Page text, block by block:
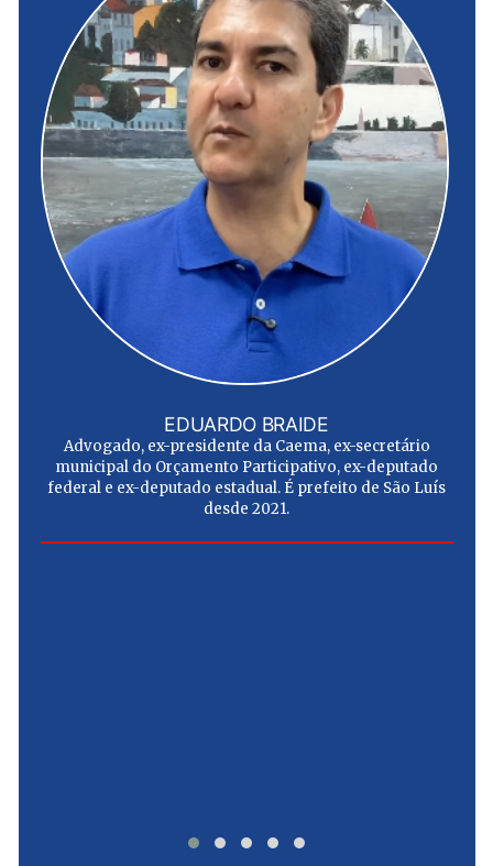
EDUARDO BRAIDE
Advogado, ex-presidente da Caema, ex-secretário
municipal do Orçamento Participativo, ex-deputado
federal e ex-deputado estadual. É prefeito de São Luís
desde 2021.